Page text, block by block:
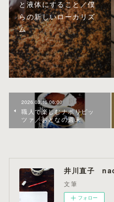
と液体にすること／僕
らの新しいローカリズ
ム
2026.03.16 06:00
職人で楽しむナポリピッ
ツァ／おとなの週末
井川直子
文筆
フォロー